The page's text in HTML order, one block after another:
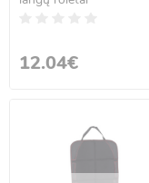
12.04€